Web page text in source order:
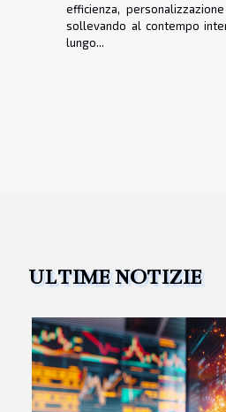
efficienza,
sollevando al contempo
lungo...
ULTIME NOTIZIE